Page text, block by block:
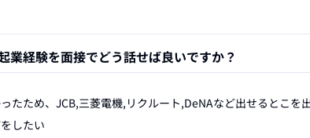
業経験を面接でどう話せば良いですか？
たため、JCB,三菱電機,リクルート,DeNAなど出せるとこを
したい